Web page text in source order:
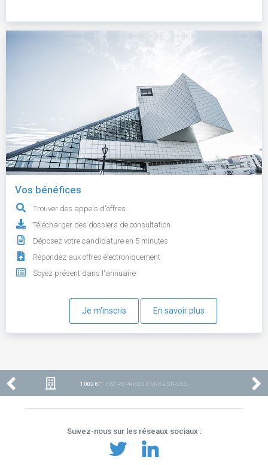
Vos bénéfices
Trouver des appels d'offres
Télécharger des dossiers de consultation
Déposez votre candidature en 5 minutes
Répondez aux offres électroniquement
Soyez présent dans l'annuaire
Je m'inscris En savoir plus
1 002 611 ENTREPRISES ENREGISTRÉES
Suivez-nous sur les réseaux sociaux :